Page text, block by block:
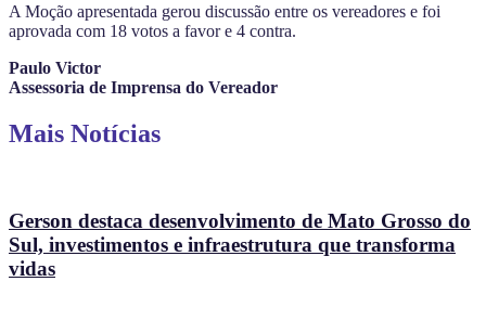
A Moção apresentada gerou discussão entre os vereadores e foi
aprovada com 18 votos a favor e 4 contra.
Paulo Victor
Assessoria de Imprensa do Vereador
Mais Notícias
Gerson destaca desenvolvimento de Mato Grosso do
Sul, investimentos e infraestrutura que transforma
vidas